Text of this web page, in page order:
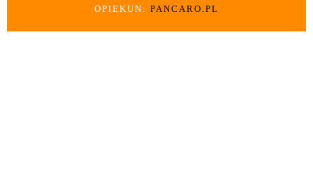
OPIEKUN: PANCARO.PL